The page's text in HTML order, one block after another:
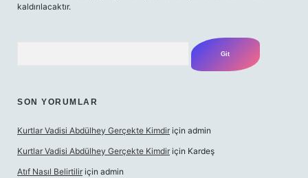
kaldırılacaktır.
SON YORUMLAR
Kurtlar Vadisi Abdülhey Gerçekte Kimdir için admin
Kurtlar Vadisi Abdülhey Gerçekte Kimdir için Kardeş
Atıf Nasıl Belirtilir için admin